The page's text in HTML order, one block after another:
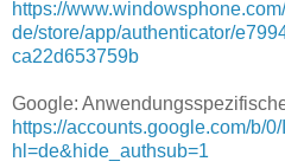
https://
de/store/app/authenticator/
ca22d653759b
Google:
https://accounts.google.com/b/
hl=de&hide_authsub=1